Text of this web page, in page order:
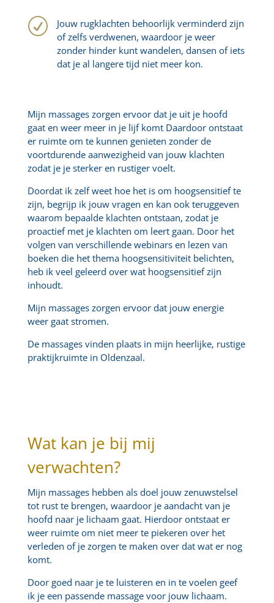
R
Jouw rugklachten behoorlijk verminderd zijn
of zelfs verdwenen, waardoor je weer
zonder hinder kunt wandelen, dansen of iets
dat je al langere tijd niet meer kon.
Mijn massages zorgen ervoor dat je uit je hoofd
gaat en weer meer in je lijf komt Daardoor ontstaat
er ruimte om te kunnen genieten zonder de
voortdurende aanwezigheid van jouw klachten
zodat je je sterker en rustiger voelt.
Doordat ik zelf weet hoe het is om hoogsensitief te
zijn, begrijp ik jouw vragen en kan ook teruggeven
waarom bepaalde klachten ontstaan, zodat je
proactief met je klachten om leert gaan. Door het
volgen van verschillende webinars en lezen van
boeken die het thema hoogsensitiviteit belichten,
heb ik veel geleerd over wat hoogsensitief zijn
inhoudt.
Mijn massages zorgen ervoor dat jouw energie
weer gaat stromen.
De massages vinden plaats in mijn heerlijke, rustige
praktijkruimte in Oldenzaal.
Wat kan je bij mij
verwachten?
Mijn massages hebben als doel jouw zenuwstelsel
tot rust te brengen, waardoor je aandacht van je
hoofd naar je lichaam gaat. Hierdoor ontstaat er
weer ruimte om niet meer te piekeren over het
verleden of je zorgen te maken over dat wat er nog
komt.
Door goed naar je te luisteren en in te voelen geef
ik je een passende massage voor jouw lichaam.